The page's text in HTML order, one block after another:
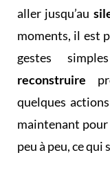
aller jusqu’au
moments, il est
gestes
reconstruire
quelques
maintenant
peu à peu, ce qui